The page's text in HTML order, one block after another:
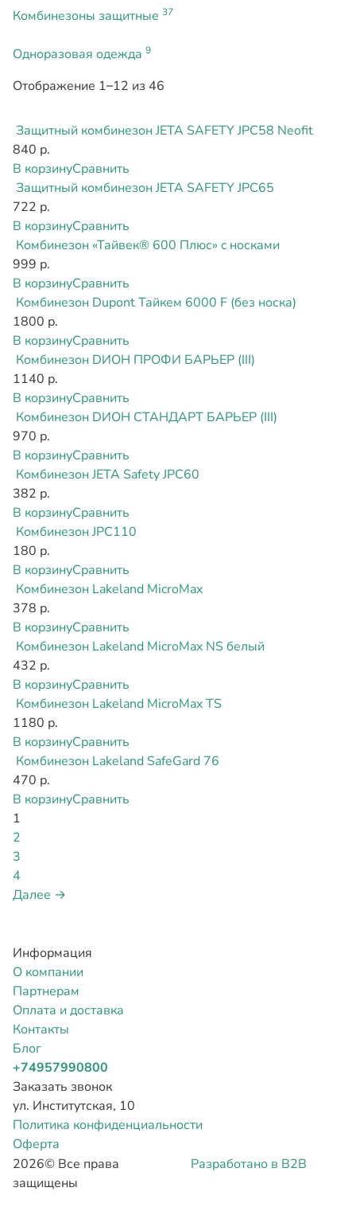
Комбинезоны защитные 37
Одноразовая одежда 9
Отображение 1–12 из 46
Защитный комбинезон JETA SAFETY JPC58 Neofit
840 р.
В корзинуСравнить
Защитный комбинезон JETA SAFETY JPC65
722 р.
В корзинуСравнить
Комбинезон «Тайвек® 600 Плюс» c носками
999 р.
В корзинуСравнить
Комбинезон Dupont Тайкем 6000 F (без носка)
1800 р.
В корзинуСравнить
Комбинезон DИОН ПРОФИ БАРЬЕР (III)
1140 р.
В корзинуСравнить
Комбинезон DИОН СТАНДАРТ БАРЬЕР (III)
970 р.
В корзинуСравнить
Комбинезон JETA Safety JPC60
382 р.
В корзинуСравнить
Комбинезон JPC110
180 р.
В корзинуСравнить
Комбинезон Lakeland MicroMax
378 р.
В корзинуСравнить
Комбинезон Lakeland MicroMax NS белый
432 р.
В корзинуСравнить
Комбинезон Lakeland MicroMax TS
1180 р.
В корзинуСравнить
Комбинезон Lakeland SafeGard 76
470 р.
В корзинуСравнить
1
2
3
4
Далее →
Информация
О компании
Партнерам
Оплата и доставка
Контакты
Блог
+74957990800
Заказать звонок
ул. Институтская, 10
Политика конфиденциальности
Оферта
2026© Все права
защищены
Разработано в B2B